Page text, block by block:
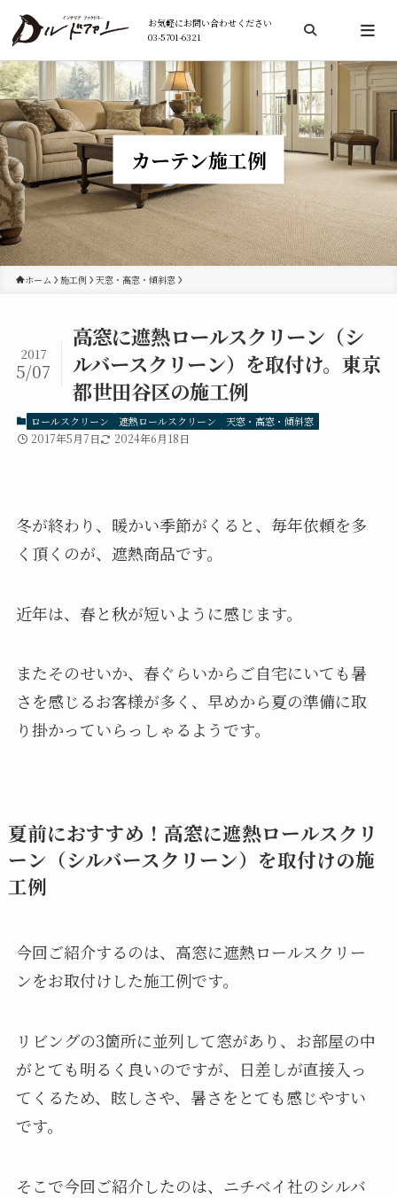
お気軽にお問い合わせください
03-5701-6321
検索
カーテン施工例
ホーム 施工例 天窓・高窓・傾斜窓
高窓に遮熱ロールスクリーン（シ
ルバースクリーン）を取付け。東京
都世田谷区の施工例
2017
5/07
ロールスクリーン 遮熱ロールスクリーン 天窓・高窓・傾斜窓
2017年5月7日 2024年6月18日
冬が終わり、暖かい季節がくると、毎年依頼を多
く頂くのが、遮熱商品です。
近年は、春と秋が短いように感じます。
またそのせいか、春ぐらいからご自宅にいても暑
さを感じるお客様が多く、早めから夏の準備に取
り掛かっていらっしゃるようです。
夏前におすすめ！高窓に遮熱ロールスクリ
ーン（シルバースクリーン）を取付けの施
工例
今回ご紹介するのは、高窓に遮熱ロールスクリー
ンをお取付けした施工例です。
リビングの3箇所に並列して窓があり、お部屋の中
がとても明るく良いのですが、日差しが直接入っ
てくるため、眩しさや、暑さをとても感じやすい
です。
そこで今回ご紹介したのは、ニチベイ社のシルバ